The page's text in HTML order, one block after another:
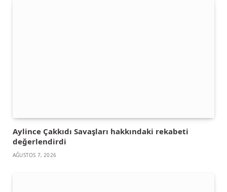
Aylince Çakkıdı Savaşları hakkındaki rekabeti
değerlendirdi
AĞUSTOS 7, 2026